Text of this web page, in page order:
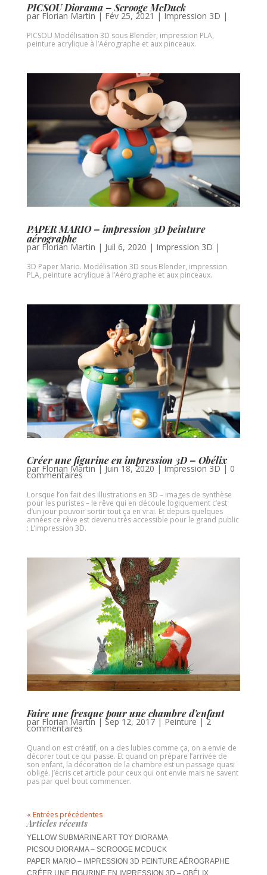
PICSOU Diorama – Scrooge McDuck
par Florian Martin | Fév 25, 2021 | Impression 3D |
PICSOU Modélisation 3D sous Blender, impression PLA,
peinture acrylique à l’Aérographe et aux pinceaux.
PAPER MARIO – impression 3D peinture
aérographe
par Florian Martin | Juil 6, 2020 | Impression 3D |
3D Paper Mario. Modélisation 3D sous Blender, impression
PLA, peinture acrylique à l’Aérographe et aux pinceaux.
Créer une figurine en impression 3D – Obélix
par Florian Martin | Juin 18, 2020 | Impression 3D | 0
commentaires
Lorsque l’on fait des illustrations en 3D – images de synthèse
pour les puristes – le rêve qui en découle logiquement c’est
d’un jour pouvoir sortir tout ça en vrai. Et depuis quelques
années ce rêve est devenu très accessible pour le grand public
: L’impression 3D.
Faire une fresque pour une chambre d’enfant
par Florian Martin | Sep 12, 2017| Peinture | 2
commentaires
Quand on est créatif, on a des lubies comme ça, on a envie de
décorer tout ce qui passe. Et quand on prépare l’arrivée de
son enfant, la décoration de la chambre est un passage quasi
obligé. J’écris cet article pour ceux qui ont envie mais ne savent
pas par quel bout commencer.
« Entrées précédentes
Articles récents
YELLOW SUBMARINE ART TOY DIORAMA
PICSOU DIORAMA – SCROOGE MCDUCK
PAPER MARIO – IMPRESSION 3D PEINTURE AÉROGRAPHE
CRÉER UNE FIGURINE EN IMPRESSION 3D – OBÉLIX